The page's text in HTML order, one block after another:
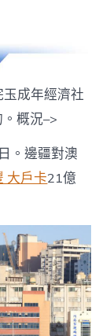
成年經濟社
概況–>
。邊疆對澳
大戶卡21億